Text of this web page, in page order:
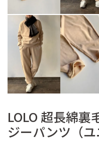
LOLO 超長綿
ジーパンツ（ユ